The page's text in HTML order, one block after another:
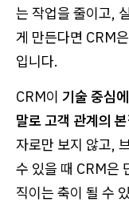
는 작업을 줄이고,
게 만든다면 CRM
입니다.
CRM이 기술 중심
말로 고객 관계의
자로만 보지 않고,
수 있을 때 CRM은
직이는 축이 될 수